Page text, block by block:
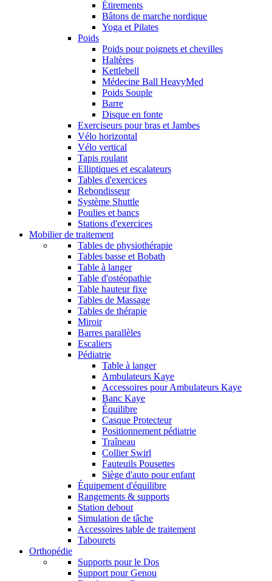
Étirements
Bâtons de marche nordique
Yoga et Pilates
Poids
Poids pour poignets et chevilles
Haltères
Kettlebell
Médecine Ball HeavyMed
Poids Souple
Barre
Disque en fonte
Exerciseurs pour bras et Jambes
Vélo horizontal
Vélo vertical
Tapis roulant
Elliptiques et escalateurs
Tables d'exercices
Rebondisseur
Système Shuttle
Poulies et bancs
Stations d'exercices
Mobilier de traitement
Tables de physiothérapie
Tables basse et Bobath
Table à langer
Table d'ostéopathie
Table hauteur fixe
Tables de Massage
Tables de thérapie
Miroir
Barres parallèles
Escaliers
Pédiatrie
Table à langer
Ambulateurs Kaye
Accessoires pour Ambulateurs Kaye
Banc Kaye
Équilibre
Casque Protecteur
Positionnement pédiatrie
Traîneau
Collier Swirl
Fauteuils Pousettes
Siège d'auto pour enfant
Équipement d'équilibre
Rangements & supports
Station debout
Simulation de tâche
Accessoires table de traitement
Tabourets
Orthopédie
Supports pour le Dos
Support pour Genou